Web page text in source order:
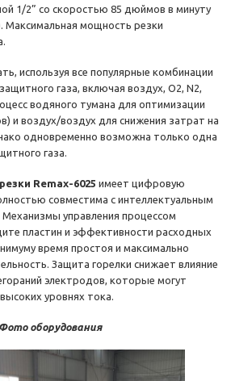
1/2” со скоростью 85 дюймов в минуту
Максимальная мощность резки
используя все популярные комбинации
газа, включая воздух, O2, N2,
водяного тумана для оптимизации
и воздух/воздух для снижения затрат на
одновременно возможна только одна
газа.
Remax-6025 имеет цифровую
совместима с интеллектуальным
управления процессом
пластин и эффективности расходных
время простоя и максимально
Защита горелки снижает влияние
электродов, которые могут
уровнях тока.
Фото оборудования